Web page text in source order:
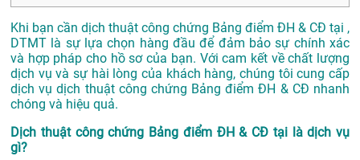
Khi bạn cần dịch thuật công chứng Bảng điểm ĐH & CĐ tại ,
DTMT là sự lựa chọn hàng đầu để đảm bảo sự chính xác
và hợp pháp cho hồ sơ của bạn. Với cam kết về chất lượng
dịch vụ và sự hài lòng của khách hàng, chúng tôi cung cấp
dịch vụ dịch thuật công chứng Bảng điểm ĐH & CĐ nhanh
chóng và hiệu quả.
Dịch thuật công chứng Bảng điểm ĐH & CĐ tại là dịch vụ
gì?